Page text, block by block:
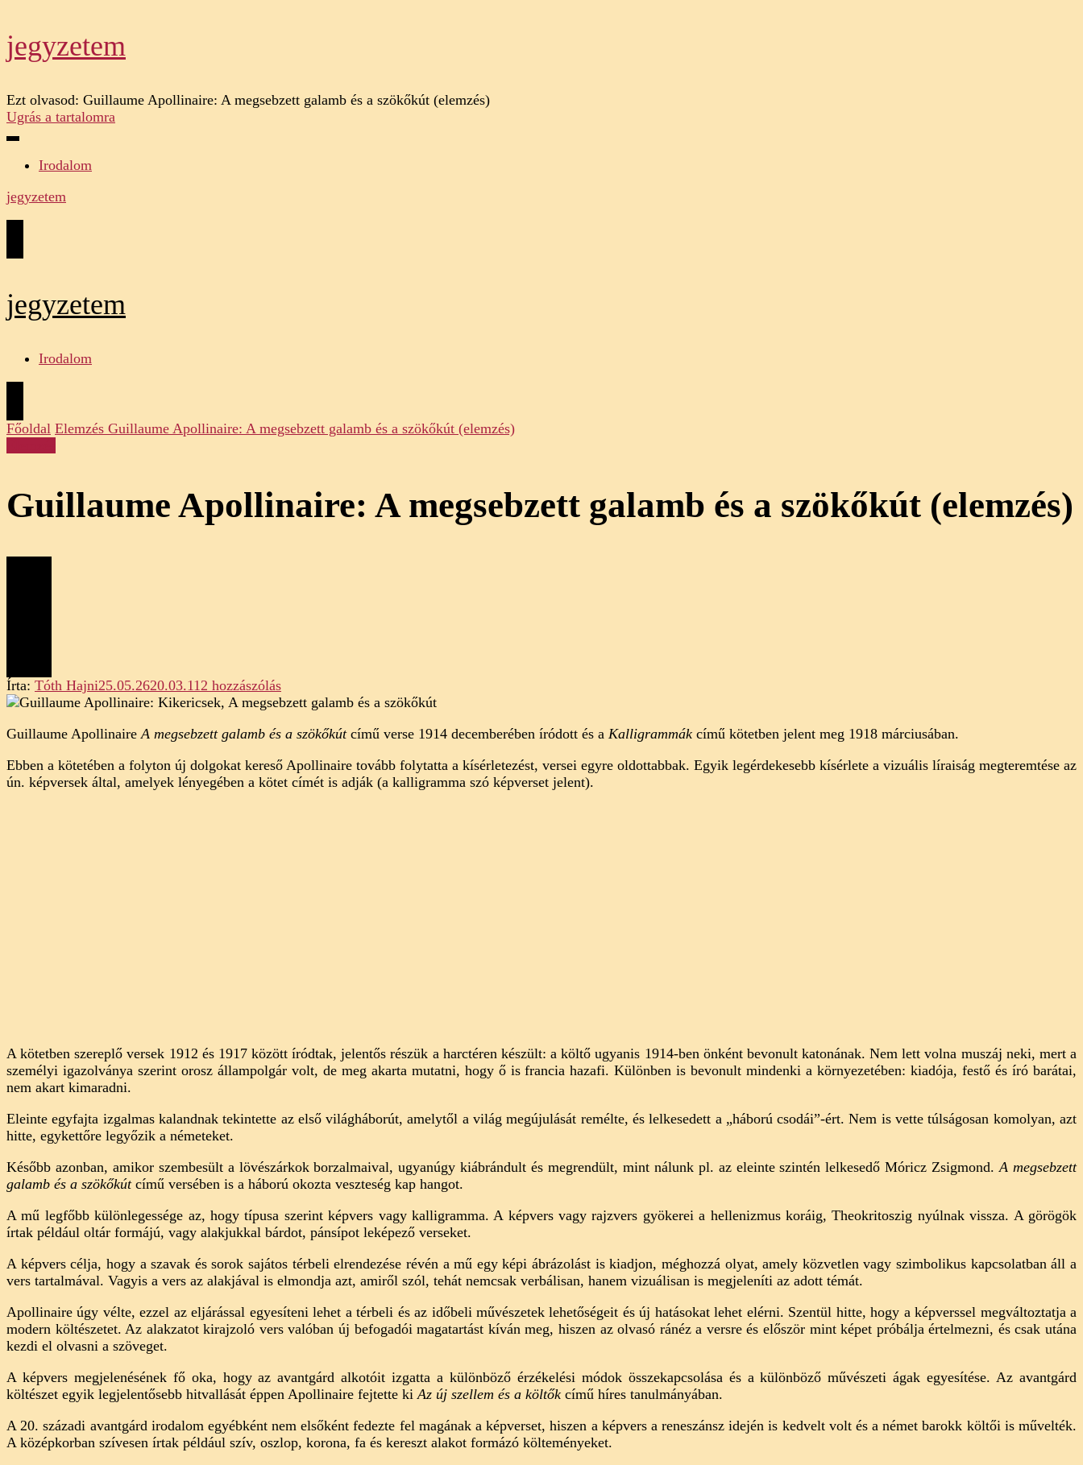
jegyzetem
Ezt olvasod: Guillaume Apollinaire: A megsebzett galamb és a szökőkút (elemzés)
Ugrás a tartalomra
Irodalom
jegyzetem
jegyzetem
Irodalom
Főoldal Elemzés Guillaume Apollinaire: A megsebzett galamb és a szökőkút (elemzés)
Guillaume Apollinaire: A megsebzett galamb és a szökőkút (elemzés)
Írta: Tóth Hajni25.05.2620.03.11 2 hozzászólásGuillaume
Apollinaire:
megsebzett
és
a
Guillaume Apollinaire A megsebzett galamb és a szökőkútcímű verse 1914 decemberében íródott és a Kalligrammák című kötetben jelent meg 1918 márciusában.
Ebben a kötetében a folyton új dolgokat kereső Apollinaire tovább folytatta a kísérletezést, versei egyre oldottabbak. Egyik legérdekesebb kísérlete a vizuális líraiság megteremtése az
ún. képversek által, amelyek lényegében a kötet címét is adják (a kalligramma szó képverset jelent).
A kötetben szereplő versek 1912 és 1917 között íródtak, jelentős részük a harctéren készült: a költő ugyanis 1914-ben önként bevonult katonának. Nem lett volna muszáj neki, mert a
személyi igazolványa szerint orosz állampolgár volt, de meg akarta mutatni, hogy ő is francia hazafi. Különben is bevonult mindenki a környezetében: kiadója, festő és író barátai,
nem akart kimaradni.
Eleinte egyfajta izgalmas kalandnak tekintette az első világháborút, amelytől a világ megújulását remélte, és lelkesedett a „háború csodái”-ért. Nem is vette túlságosan komolyan, azt
hitte, egykettőre legyőzik a németeket.
Később azonban, amikor szembesült a lövészárkok borzalmaival, ugyanúgy kiábrándult és megrendült, mint nálunk pl. az eleinte szintén lelkesedő Móricz Zsigmond.A megsebzett
galamb és a szökőkútcímű versében is a háború okozta veszteség kap hangot.
A mű legfőbb különlegessége az, hogy típusa szerint képvers vagy kalligramma. A képvers vagy rajzvers gyökerei a hellenizmus koráig, Theokritoszig nyúlnak vissza. A görögök
írtak például oltár formájú, vagy alakjukkal bárdot, pánsípot leképező verseket.
A képvers célja, hogy a szavak és sorok sajátos térbeli elrendezése révén a mű egy képi ábrázolást is kiadjon, méghozzá olyat, amely közvetlen vagy szimbolikus kapcsolatban áll a
vers tartalmával. Vagyis a vers az alakjával is elmondja azt, amiről szól, tehát nemcsak verbálisan, hanem vizuálisan is megjeleníti az adott témát.
Apollinaire úgy vélte, ezzel az eljárással egyesíteni lehet a térbeli és az időbeli művészetek lehetőségeit és új hatásokat lehet elérni. Szentül hitte, hogy a képverssel megváltoztatja a
modern költészetet. Az alakzatot kirajzoló vers valóban új befogadói magatartást kíván meg, hiszen az olvasó ránéz a versre és először mint képet próbálja értelmezni, és csak utána
kezdi el olvasni a szöveget.
A képvers megjelenésének fő oka, hogy az avantgárd alkotóit izgatta a különböző érzékelési módok összekapcsolása és a különböző művészeti ágak egyesítése. Az avantgárd
költészet egyik legjelentősebb hitvallását éppen Apollinaire fejtette ki Az új szellem és a költők című híres tanulmányában.
A 20. századi avantgárd irodalom egyébként nem elsőként fedezte fel magának a képverset, hiszen a képvers a reneszánsz idején is kedvelt volt és a német barokk költői is művelték.
A középkorban szívesen írtak például szív, oszlop, korona, fa és kereszt alakot formázó költeményeket.